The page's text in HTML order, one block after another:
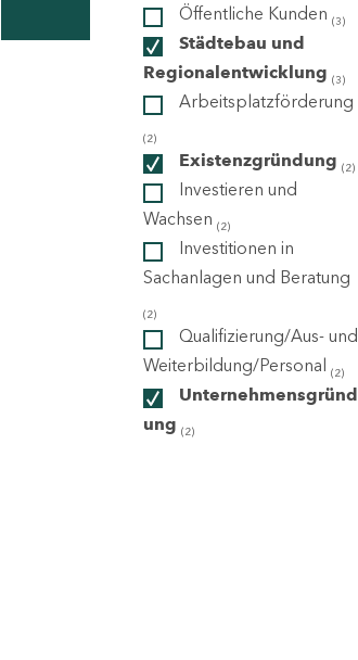
Öffentliche Kunden (3)
Städtebau und
Regionalentwicklung (3)
Arbeitsplatzförderung
(2)
Existenzgründung (2)
Investieren und
Wachsen (2)
Investitionen in
Sachanlagen und Beratung
(2)
Qualifizierung/Aus- und
Weiterbildung/Personal (2)
Unternehmensgründ
ung (2)